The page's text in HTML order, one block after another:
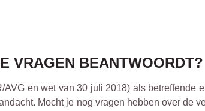
VRAGEN BEANTWOORDT?
en wet van 30 juli 2018) als
Mocht je nog vragen hebben over de